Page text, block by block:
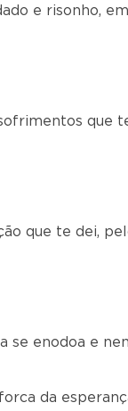
e risonho,
que
que te dei,
se enodoa e
da